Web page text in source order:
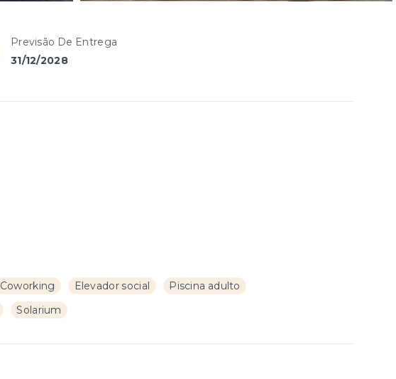
Previsão De Entrega
31/12/2028
Coworking Elevador social
Piscina adulto
Solarium